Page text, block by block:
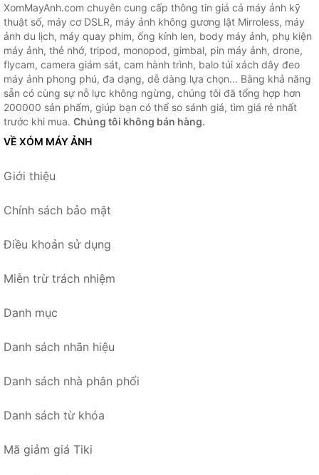
XomMayAnh.com chuyên cung cấp thông tin giá cả máy ảnh kỹ
thuật số, máy cơ DSLR, máy ảnh không gương lật Mirroless, máy
ảnh du lịch, máy quay phim, ống kính len, body máy ảnh, phụ kiện
máy ảnh, thẻ nhớ, tripod, monopod, gimbal, pin máy ảnh, drone,
flycam, camera giám sát, cam hành trình, balo túi xách dây đeo
máy ảnh phong phú, đa dạng, dễ dàng lựa chọn... Bằng khả năng
sẵn có cùng sự nỗ lực không ngừng, chúng tôi đã tổng hợp hơn
200000 sản phẩm, giúp bạn có thể so sánh giá, tìm giá rẻ nhất
trước khi mua. Chúng tôi không bán hàng.
VỀ XÓM MÁY ẢNH
Giới thiệu
Chính sách bảo mật
Điều khoản sử dụng
Miễn trừ trách nhiệm
Danh mục
Danh sách nhãn hiệu
Danh sách nhà phân phối
Danh sách từ khóa
Mã giảm giá Tiki